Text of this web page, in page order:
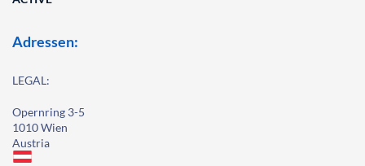
Adressen:
LEGAL:
Opernring 3-5
1010 Wien
Austria